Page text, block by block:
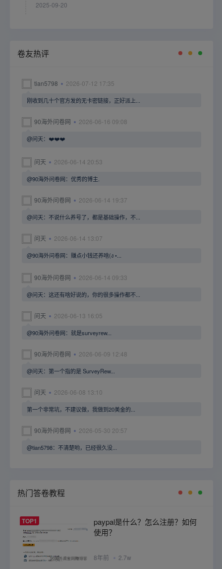
2025-09-20
卷友热评
tian5798 2026-07-12 17:35
刚收到几十个官方发的无卡密链接，正好派上...
90海外问卷网 2026-06-16 09:08
@问天：❤️❤️❤️
问天 2026-06-14 20:53
@90海外问卷网：优秀的博主.
90海外问卷网 2026-06-14 19:37
@问天：不说什么养号了，都是基础操作，不...
问天 2026-06-14 13:07
@90海外问卷网：赚点小钱还养啥(ง •...
90海外问卷网 2026-06-14 09:33
@问天：这还有啥好说的，你的很多操作都不...
问天 2026-06-13 16:05
@90海外问卷网：就是surveyrew...
90海外问卷网 2026-06-09 12:48
@问天：第一个指的是 SurveyRew...
问天 2026-06-08 13:10
第一个非常坑，不建议做，我做到20美金的...
90海外问卷网 2026-05-30 20:57
@tian5798：不清楚哟，已经很久没...
热门答卷教程
TOP1
paypal是什么？怎么注册？如何
使用？
8年前 2.7w